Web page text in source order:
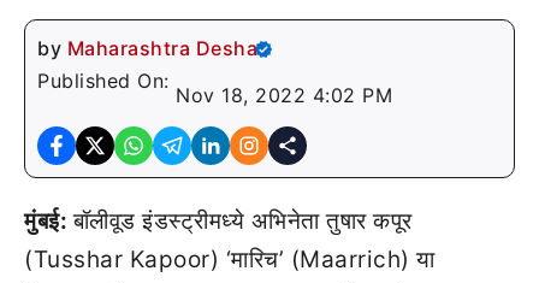
by Maharashtra Desha
Published On:
Nov 18, 2022 4:02 PM
मुंबई:बॉलीवूड इंडस्ट्रीमध्ये अभिनेता तुषार कपूर
(Tusshar Kapoor) ‘मारिच’ (Maarrich) या